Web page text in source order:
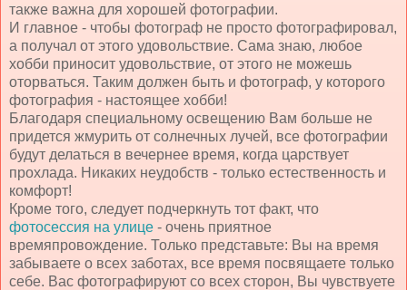
также важна для хорошей фотографии.
И главное - чтобы фотограф не просто фотографировал,
а получал от этого удовольствие. Сама знаю, любое
хобби приносит удовольствие, от этого не можешь
оторваться. Таким должен быть и фотограф, у которого
фотография - настоящее хобби!
Благодаря специальному освещению Вам больше не
придется жмурить от солнечных лучей, все фотографии
будут делаться в вечернее время, когда царствует
прохлада. Никаких неудобств - только естественность и
комфорт!
Кроме того, следует подчеркнуть тот факт, что
фотосессия на улице - очень приятное
времяпровождение. Только представьте: Вы на время
забываете о всех заботах, все время посвящаете только
себе. Вас фотографируют со всех сторон, Вы чувствуете